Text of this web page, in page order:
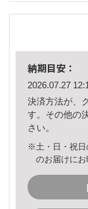
納期目安：
2026.07.27
決済方法が、
す。その他の
さい。
※土・日・祝日
のお届けにお